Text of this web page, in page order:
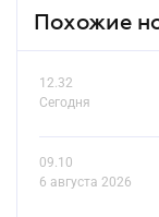
Похожие
12.32
Сегодня
09.10
6 августа 2026